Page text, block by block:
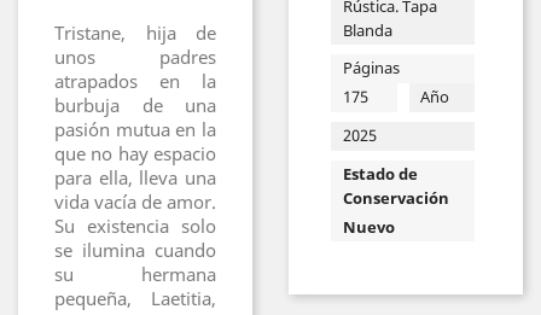
Tristane, hija de
unos padres
atrapados en la
burbuja de una
pasión mutua en la
que no hay espacio
para ella, lleva una
vida vacía de amor.
Su existencia solo
se ilumina cuando
su hermana
pequeña, Laetitia,
Rústica. Tapa
Blanda
Páginas
175
Año
2025
Estado de
Conservación
Nuevo